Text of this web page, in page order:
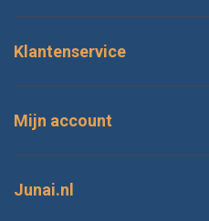
Klantenservice
Mijn account
Junai.nl